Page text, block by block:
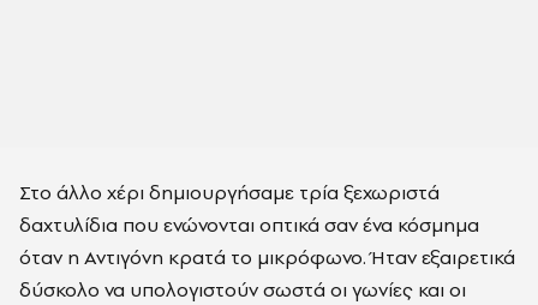
Στο άλλο χέρι δημιουργήσαμε τρία ξεχωριστά
δαχτυλίδια που ενώνονται οπτικά σαν ένα κόσμημα
όταν η Αντιγόνη κρατά το μικρόφωνο. Ήταν εξαιρετικά
δύσκολο να υπολογιστούν σωστά οι γωνίες και οι